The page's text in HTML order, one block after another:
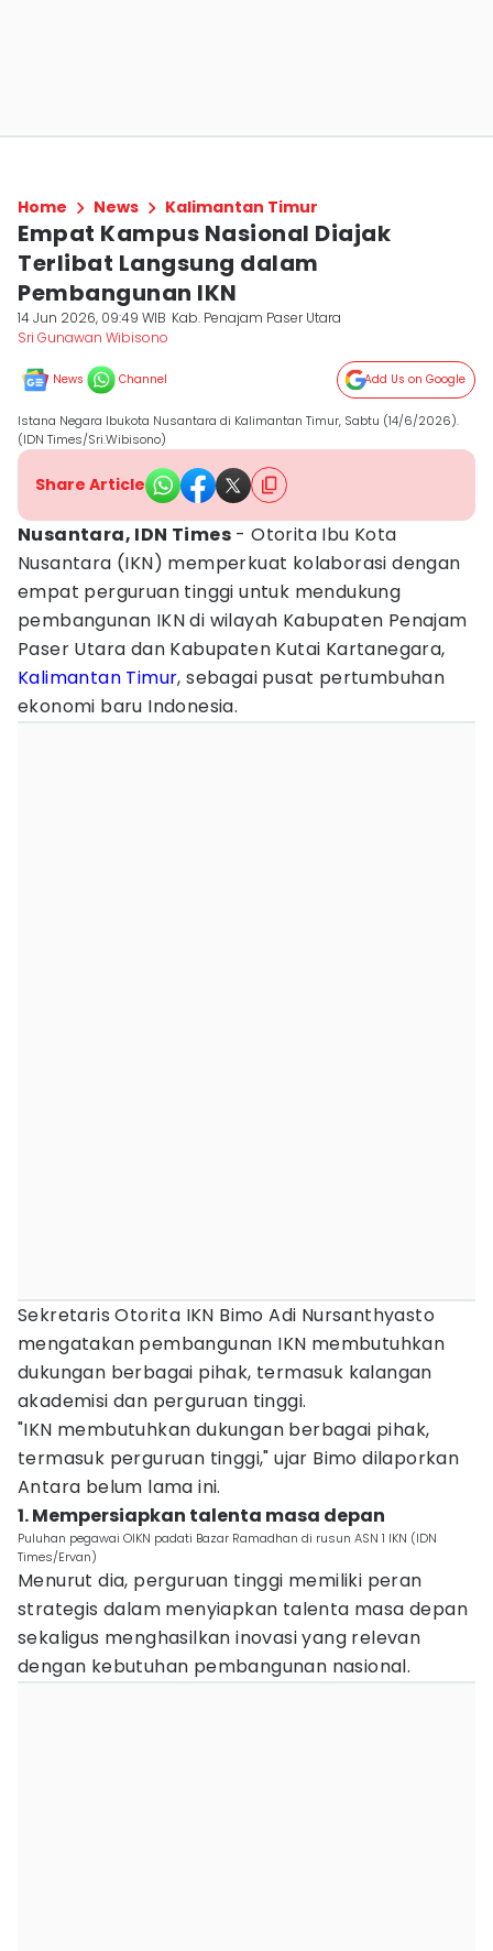
Home News Kalimantan Timur
Empat Kampus Nasional Diajak
Terlibat Langsung dalam
Pembangunan IKN
14 Jun 2026, 09:49 WIB Kab. Penajam Paser Utara
Sri Gunawan Wibisono
News Channel Add Us on Google
Istana Negara Ibukota Nusantara di Kalimantan Timur, Sabtu (14/6/2026).
(IDN Times/Sri.Wibisono)
Share Article
Nusantara, IDN Times - Otorita Ibu Kota
Nusantara (IKN) memperkuat kolaborasi dengan
empat perguruan tinggi untuk mendukung
pembangunan IKN di wilayah Kabupaten Penajam
Paser Utara dan Kabupaten Kutai Kartanegara,
Kalimantan Timur, sebagai pusat pertumbuhan
ekonomi baru Indonesia.
Sekretaris Otorita IKN Bimo Adi Nursanthyasto
mengatakan pembangunan IKN membutuhkan
dukungan berbagai pihak, termasuk kalangan
akademisi dan perguruan tinggi.
"IKN membutuhkan dukungan berbagai pihak,
termasuk perguruan tinggi," ujar Bimo dilaporkan
Antara belum lama ini.
1. Mempersiapkan talenta masa depan
Puluhan pegawai OIKN padati Bazar Ramadhan di rusun ASN 1 IKN (IDN
Times/Ervan)
Menurut dia, perguruan tinggi memiliki peran
strategis dalam menyiapkan talenta masa depan
sekaligus menghasilkan inovasi yang relevan
dengan kebutuhan pembangunan nasional.